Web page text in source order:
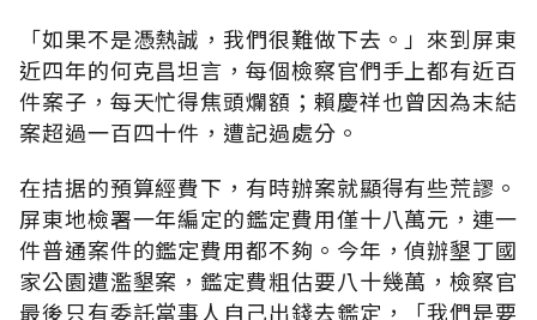
「如果不是憑熱誠，我們很難做下去。」來到屏東
近四年的何克昌坦言，每個檢察官們手上都有近百
件案子，每天忙得焦頭爛額；賴慶祥也曾因為末結
案超過一百四十件，遭記過處分。
在拮据的預算經費下，有時辦案就顯得有些荒謬。
屏東地檢署一年編定的鑑定費用僅十八萬元，連一
件普通案件的鑑定費用都不夠。今年，偵辦墾丁國
家公園遭濫墾案，鑑定費粗估要八十幾萬，檢察官
最後只有委託當事人自己出錢去鑑定，「我們是要